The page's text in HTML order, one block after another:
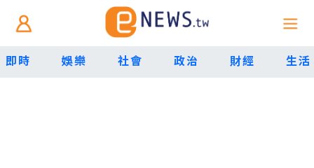
即時 娛樂 社會 政治 財經 生活